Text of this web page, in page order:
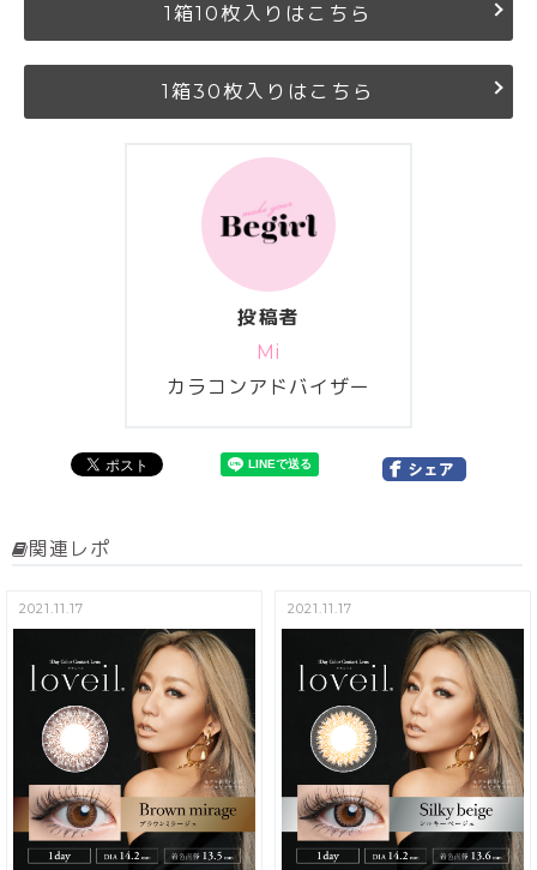
1箱10枚入りはこちら
1箱30枚入りはこちら
投稿者
Mi
カラコンアドバイザー
関連レポ
2021.11.17 2021.11.17